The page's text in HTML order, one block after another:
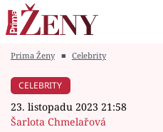
Módní alarm
Prima Ženy ■ Celebrity
CELEBRITY
23. listopadu 2023 21:58
Šarlota Chmelařová